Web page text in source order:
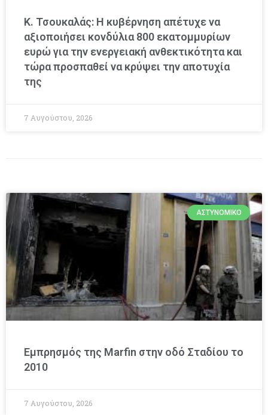
Κ. Τσουκαλάς: Η κυβέρνηση απέτυχε να
αξιοποιήσει κονδύλια 800 εκατομμυρίων
ευρώ για την ενεργειακή ανθεκτικότητα και
τώρα προσπαθεί να κρύψει την αποτυχία
της
7 Αυγούστου, 2026
ΑΣΤΥΝΟΜΙΚΌ
Εμπρησμός της Marfin στην οδό Σταδίου το
2010
7 Αυγούστου, 2026